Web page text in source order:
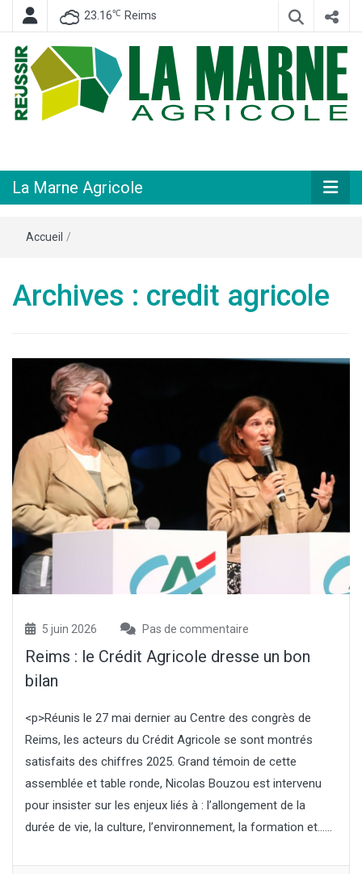
23.16℃ Reims
Agricole
La Marne Agricole
Accueil /
Archives : credit agricole
5 juin 2026 Pas de commentaire
Reims : le Crédit Agricole dresse un bon
bilan
<p>Réunis le 27 mai dernier au Centre des congrès de
Reims, les acteurs du Crédit Agricole se sont montrés
satisfaits des chiffres 2025. Grand témoin de cette
assemblée et table ronde, Nicolas Bouzou est intervenu
pour insister sur les enjeux liés à : l’allongement de la
durée de vie, la culture, l’environnement, la formation et…...